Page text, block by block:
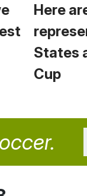
Here
States
Cup